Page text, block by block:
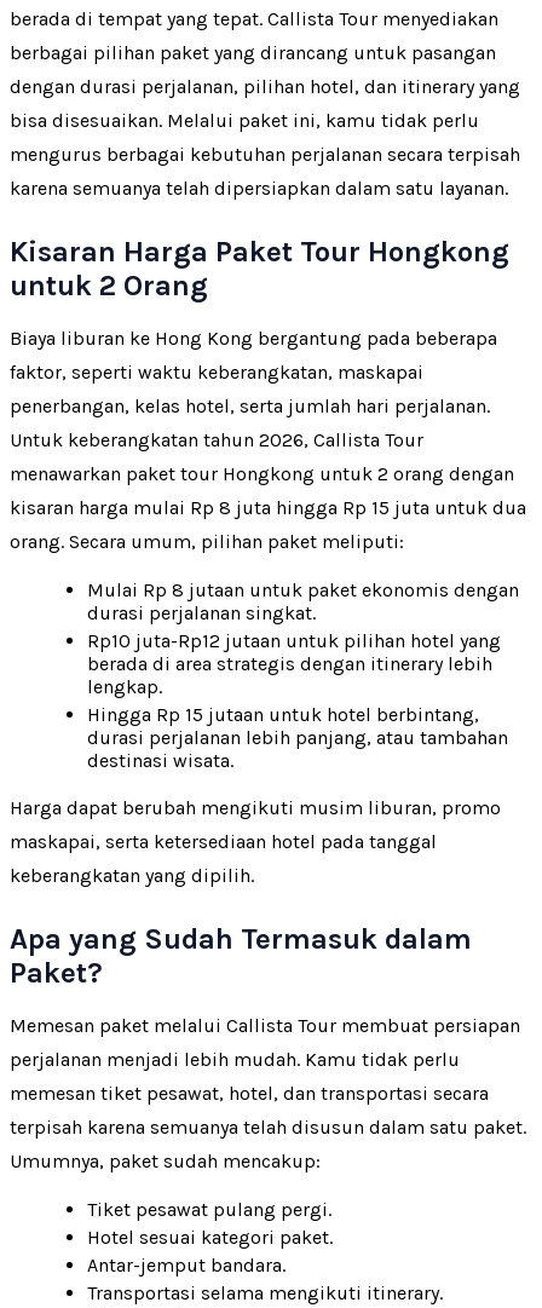
berada di tempat yang tepat. Callista Tour menyediakan
berbagai pilihan paket yang dirancang untuk pasangan
dengan durasi perjalanan, pilihan hotel, dan itinerary yang
bisa disesuaikan. Melalui paket ini, kamu tidak perlu
mengurus berbagai kebutuhan perjalanan secara terpisah
karena semuanya telah dipersiapkan dalam satu layanan.
Kisaran Harga Paket Tour Hongkong
untuk 2 Orang
Biaya liburan ke Hong Kong bergantung pada beberapa
faktor, seperti waktu keberangkatan, maskapai
penerbangan, kelas hotel, serta jumlah hari perjalanan.
Untuk keberangkatan tahun 2026, Callista Tour
menawarkan paket tour Hongkong untuk 2 orang dengan
kisaran harga mulai Rp 8 juta hingga Rp 15 juta untuk dua
orang. Secara umum, pilihan paket meliputi:
Mulai Rp 8 jutaan untuk paket ekonomis dengan
durasi perjalanan singkat.
Rp10 juta-Rp12 jutaan untuk pilihan hotel yang
berada di area strategis dengan itinerary lebih
lengkap.
Hingga Rp 15 jutaan untuk hotel berbintang,
durasi perjalanan lebih panjang, atau tambahan
destinasi wisata.
Harga dapat berubah mengikuti musim liburan, promo
maskapai, serta ketersediaan hotel pada tanggal
keberangkatan yang dipilih.
Apa yang Sudah Termasuk dalam
Paket?
Memesan paket melalui Callista Tour membuat persiapan
perjalanan menjadi lebih mudah. Kamu tidak perlu
memesan tiket pesawat, hotel, dan transportasi secara
terpisah karena semuanya telah disusun dalam satu paket.
Umumnya, paket sudah mencakup:
Tiket pesawat pulang pergi.
Hotel sesuai kategori paket.
Antar-jemput bandara.
Transportasi selama mengikuti itinerary.